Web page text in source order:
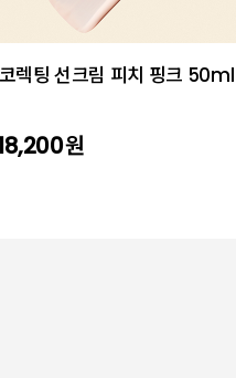
렉팅 선크림 피치 핑크 50ml
원